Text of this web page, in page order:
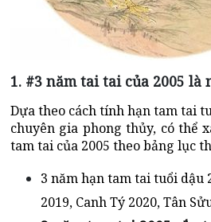
1. #3 năm tai tai của 2005 là
Dựa theo cách tính hạn tam tai
chuyên gia phong thủy, có thể
tam tai của 2005 theo bảng lục
3 năm hạn tam tai tuổi dậu
2019, Canh Tý 2020, Tân